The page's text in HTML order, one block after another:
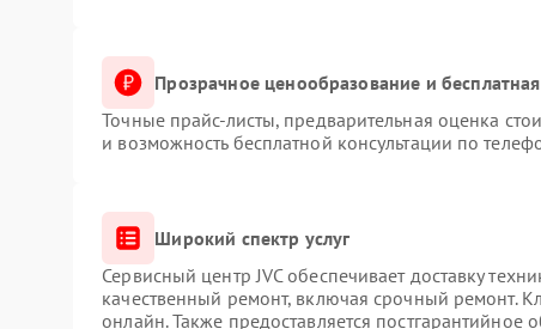
Прозрачное ценообразование и
Точные прайс-листы, предварительная оценка
и возможность бесплатной консультации по
Широкий спектр услуг
Сервисный центр JVC обеспечивает доставку
качественный ремонт, включая срочный ремонт.
онлайн. Также предоставляется